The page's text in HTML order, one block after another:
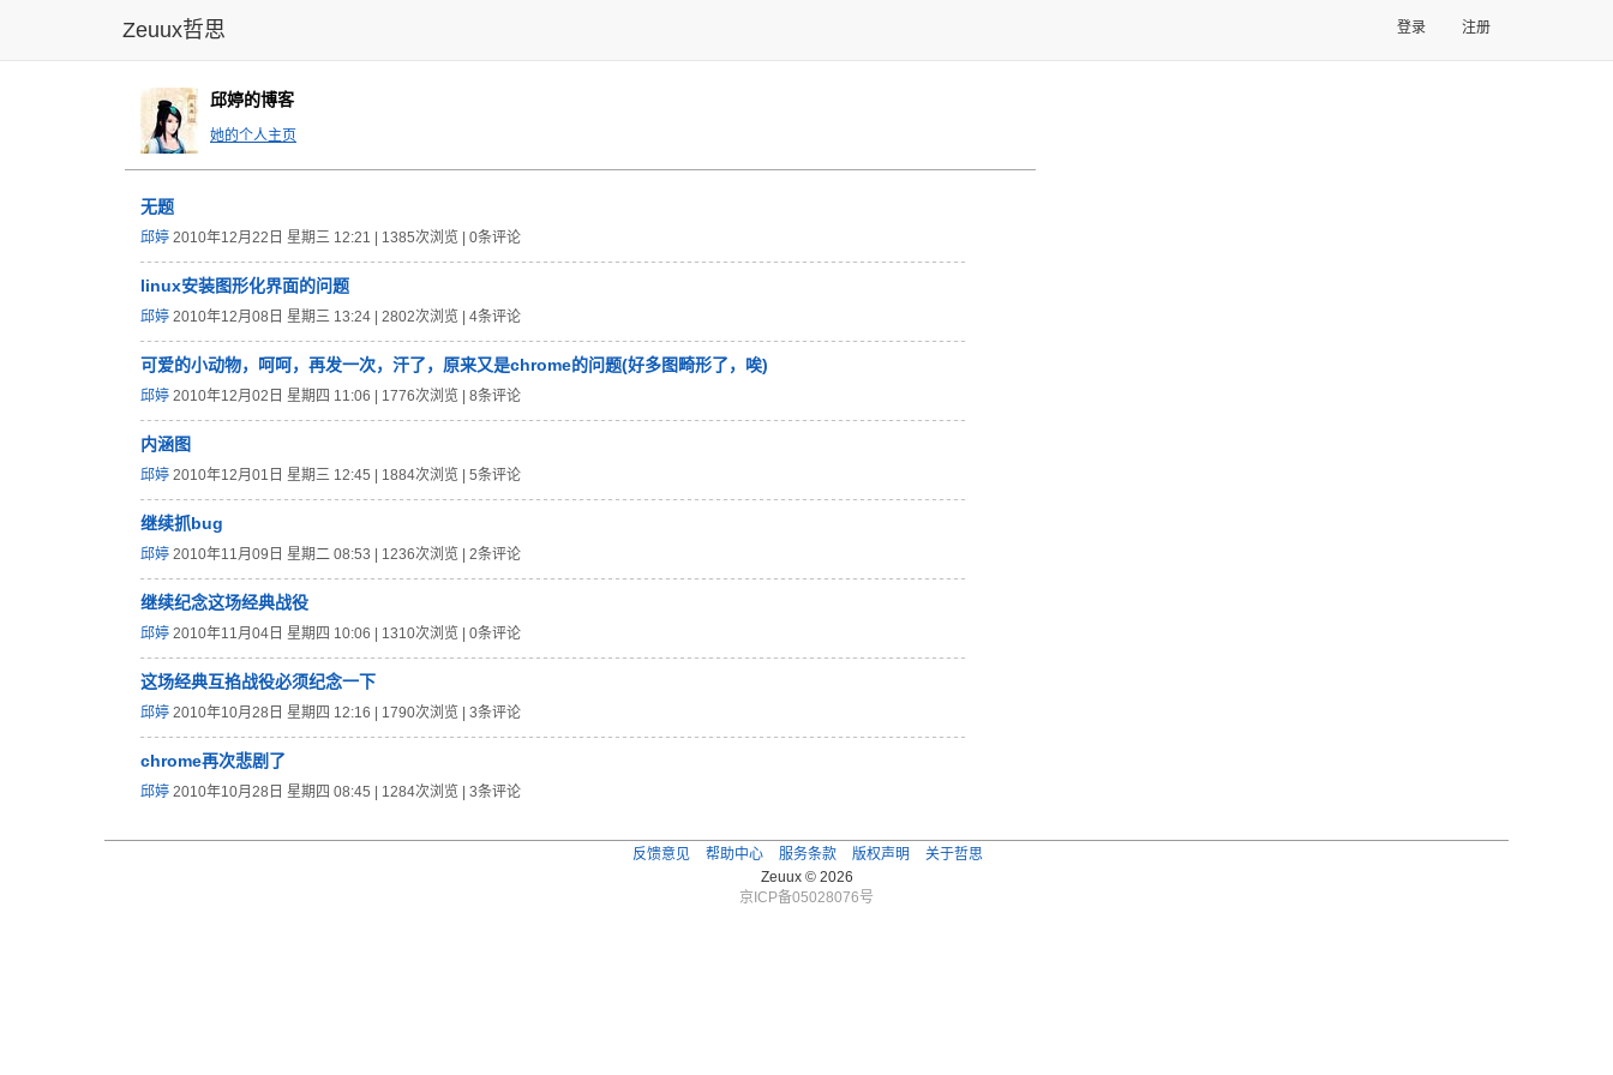
Zeuux哲思 登录 注册
邱婷的博客
她的个人主页
无题
邱婷 2010年12月22日 星期三 12:21 | 1385次浏览 | 0条评论
linux安装图形化界面的问题
邱婷 2010年12月08日 星期三 13:24 | 2802次浏览 | 4条评论
可爱的小动物，呵呵， 再发一次， 汗了，原来又是chrome的问题(好多图 畸形了，唉)
邱婷 2010年12月02日 星期四 11:06 | 1776次浏览 | 8条评论
内涵图
邱婷 2010年12月01日 星期三 12:45 | 1884次浏览 | 5条评论
继续抓bug
邱婷 2010年11月09日 星期二 08:53 | 1236次浏览 | 2条评论
继续纪念这场经典战役
邱婷 2010年11月04日 星期四 10:06 | 1310次浏览 | 0条评论
这场经典互掐战役必须纪念一下
邱婷 2010年10月28日 星期四 12:16 | 1790次浏览 | 3条评论
chrome再次悲剧了
邱婷 2010年10月28日 星期四 08:45 | 1284次浏览 | 3条评论
反馈意见 帮助中心 服务条款 版权声明
关于哲思
Zeuux © 2026
京ICP备05028076号